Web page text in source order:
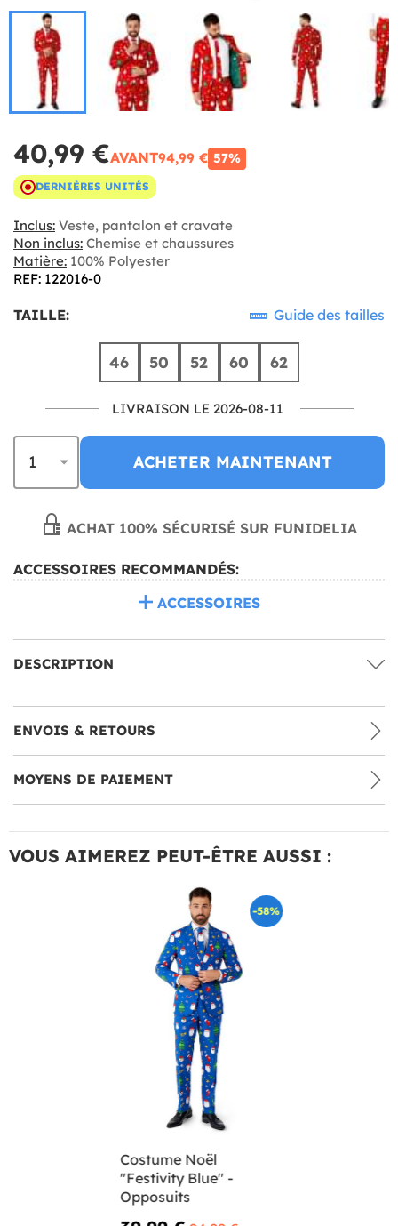
40,99 €AVANT94,99 € 57%
DERNIÈRES UNITÉS
Inclus: Veste, pantalon et cravate
Non inclus: Chemise et chaussures
Matière: 100% Polyester
REF: 122016-0
TAILLE: Guide des tailles
46 50 52 60 62
LIVRAISON LE 2026-08-11
ACHETER MAINTENANT
ACHAT 100% SÉCURISÉ SUR FUNIDELIA
ACCESSOIRES RECOMMANDÉS:
ACCESSOIRES
DESCRIPTION
ENVOIS & RETOURS
MOYENS DE PAIEMENT
VOUS AIMEREZ PEUT-ÊTRE AUSSI :
-58%
Costume Noël
"Festivity Blue" -
Opposuits